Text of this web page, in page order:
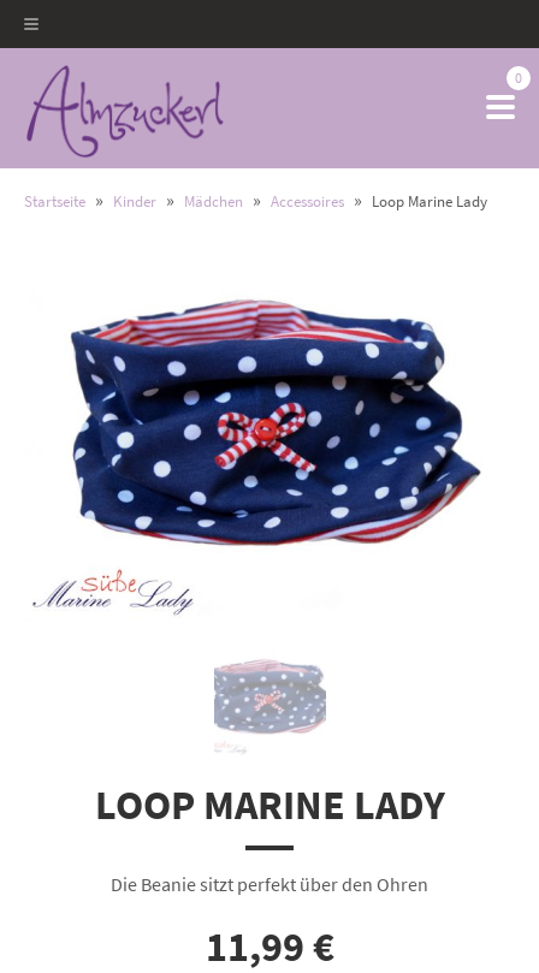
0
Startseite » Kinder » Mädchen » Accessoires » Loop Marine Lady
LOOP MARINE LADY
Die Beanie sitzt perfekt über den Ohren
11,99€